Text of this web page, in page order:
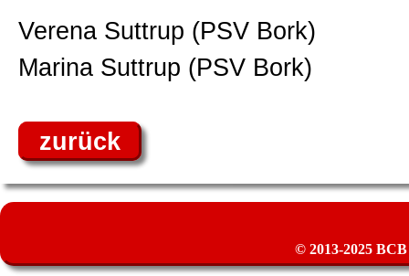
Verena Suttrup (PSV Bork)
Marina Suttrup (PSV Bork)
zurück
© 2013-2025